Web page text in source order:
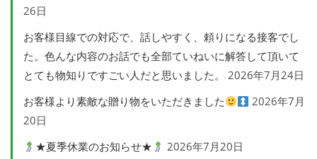
26日
お客様目線での対応で、話しやすく、頼りになる接客でし
た。色んな内容のお話でも全部ていねいに解答して頂いて
とても物知りですごい人だと思いました。
2026年7月24日
お客様より素敵な贈り物をいただきました
2026年7月
20日
★夏季休業のお知らせ★
2026年7月20日